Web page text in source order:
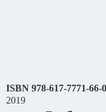
ISBN 978-
2019